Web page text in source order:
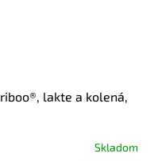
lakte a kolená,
Skladom